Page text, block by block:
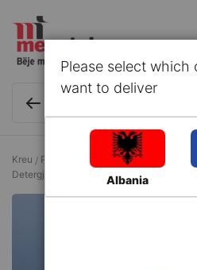
Kreu Pastrim dhe Lavanderi
Detergjentë larës për rroba
Please select which
want to deliver
Albania